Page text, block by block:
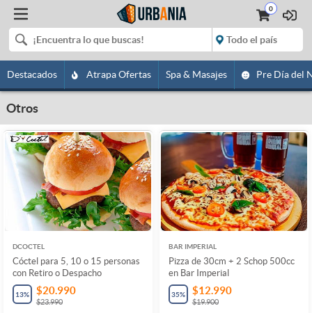
0
Destacados Atrapa Ofertas Spa & Masajes Pre Día del
Otros
DCOCTEL
Cóctel para 5, 10 o 15 personas
con Retiro o Despacho
13% $20.990
$23.990
BAR IMPERIAL
Pizza de 30cm + 2 Schop 500cc
en Bar Imperial
35% $12.990
$19.900